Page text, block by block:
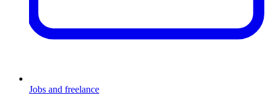
Jobs and freelance